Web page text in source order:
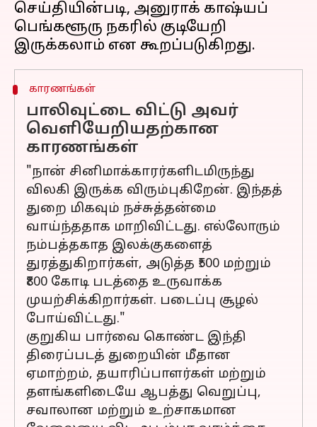
செய்தியின்படி, அனுராக் காஷ்யப்
பெங்களூரு நகரில் குடியேறி
காரணங்கள்
பாலிவுட்டை விட்டு அவர்
வெளியேறியதற்கான
காரணங்கள்
"நான் சினிமாக்காரர்களிடமிருந்து
விலகி இருக்க விரும்புகிறேன். இந்தத்
துறை மிகவும் நச்சுத்தன்மை
வாய்ந்ததாக மாறிவிட்டது. எல்லோரும்
நம்பத்தகாத இலக்குகளைத்
துரத்துகிறார்கள், அடுத்த ₹500 மற்றும்
₹800 கோடி படத்தை உருவாக்க
முயற்சிக்கிறார்கள். படைப்பு சூழல்
போய்விட்டது."
குறுகிய பார்வை கொண்ட இந்தி
திரைப்படத் துறையின் மீதான
ஏமாற்றம், தயாரிப்பாளர்கள் மற்றும்
தளங்களிடையே ஆபத்து வெறுப்பு,
சவாலான மற்றும் உற்சாகமான